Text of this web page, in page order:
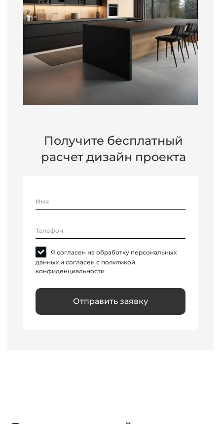
Получите бесплатный
расчет дизайн проекта
Имя
Телефон
Я согласен на обработку персональных
данных и согласен с политикой
конфиденциальности
Отправить заявку